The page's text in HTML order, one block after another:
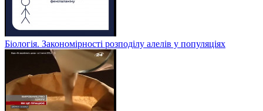
Біологія. Закономірності розподілу алелів у популяціях